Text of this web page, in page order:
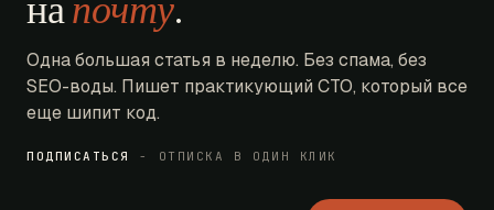
Одна большая статья в неделю. Без спама, без
SEO-воды. Пишет практикующий CTO, который все
еще шипит код.
ПОДПИСАТЬСЯ - ОТПИСКА В ОДИН КЛИК